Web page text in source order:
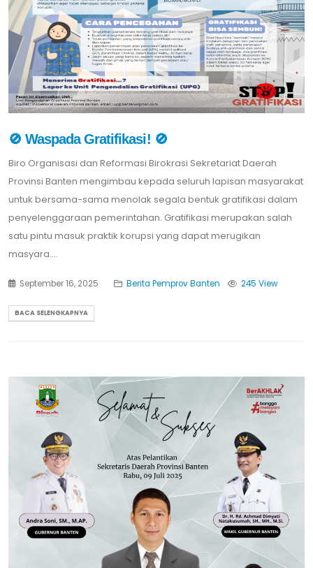
🚫 Waspada Gratifikasi! 🚫
Biro Organisasi dan Reformasi Birokrasi Sekretariat Daerah
Provinsi Banten mengimbau kepada seluruh lapisan masyarakat
untuk bersama-sama menolak segala bentuk gratifikasi dalam
penyelenggaraan pemerintahan. Gratifikasi merupakan salah
satu pintu masuk praktik korupsi yang dapat merugikan
masyara....
September 16, 2025 Berita Pemprov Banten 245 View
BACA SELENGKAPNYA